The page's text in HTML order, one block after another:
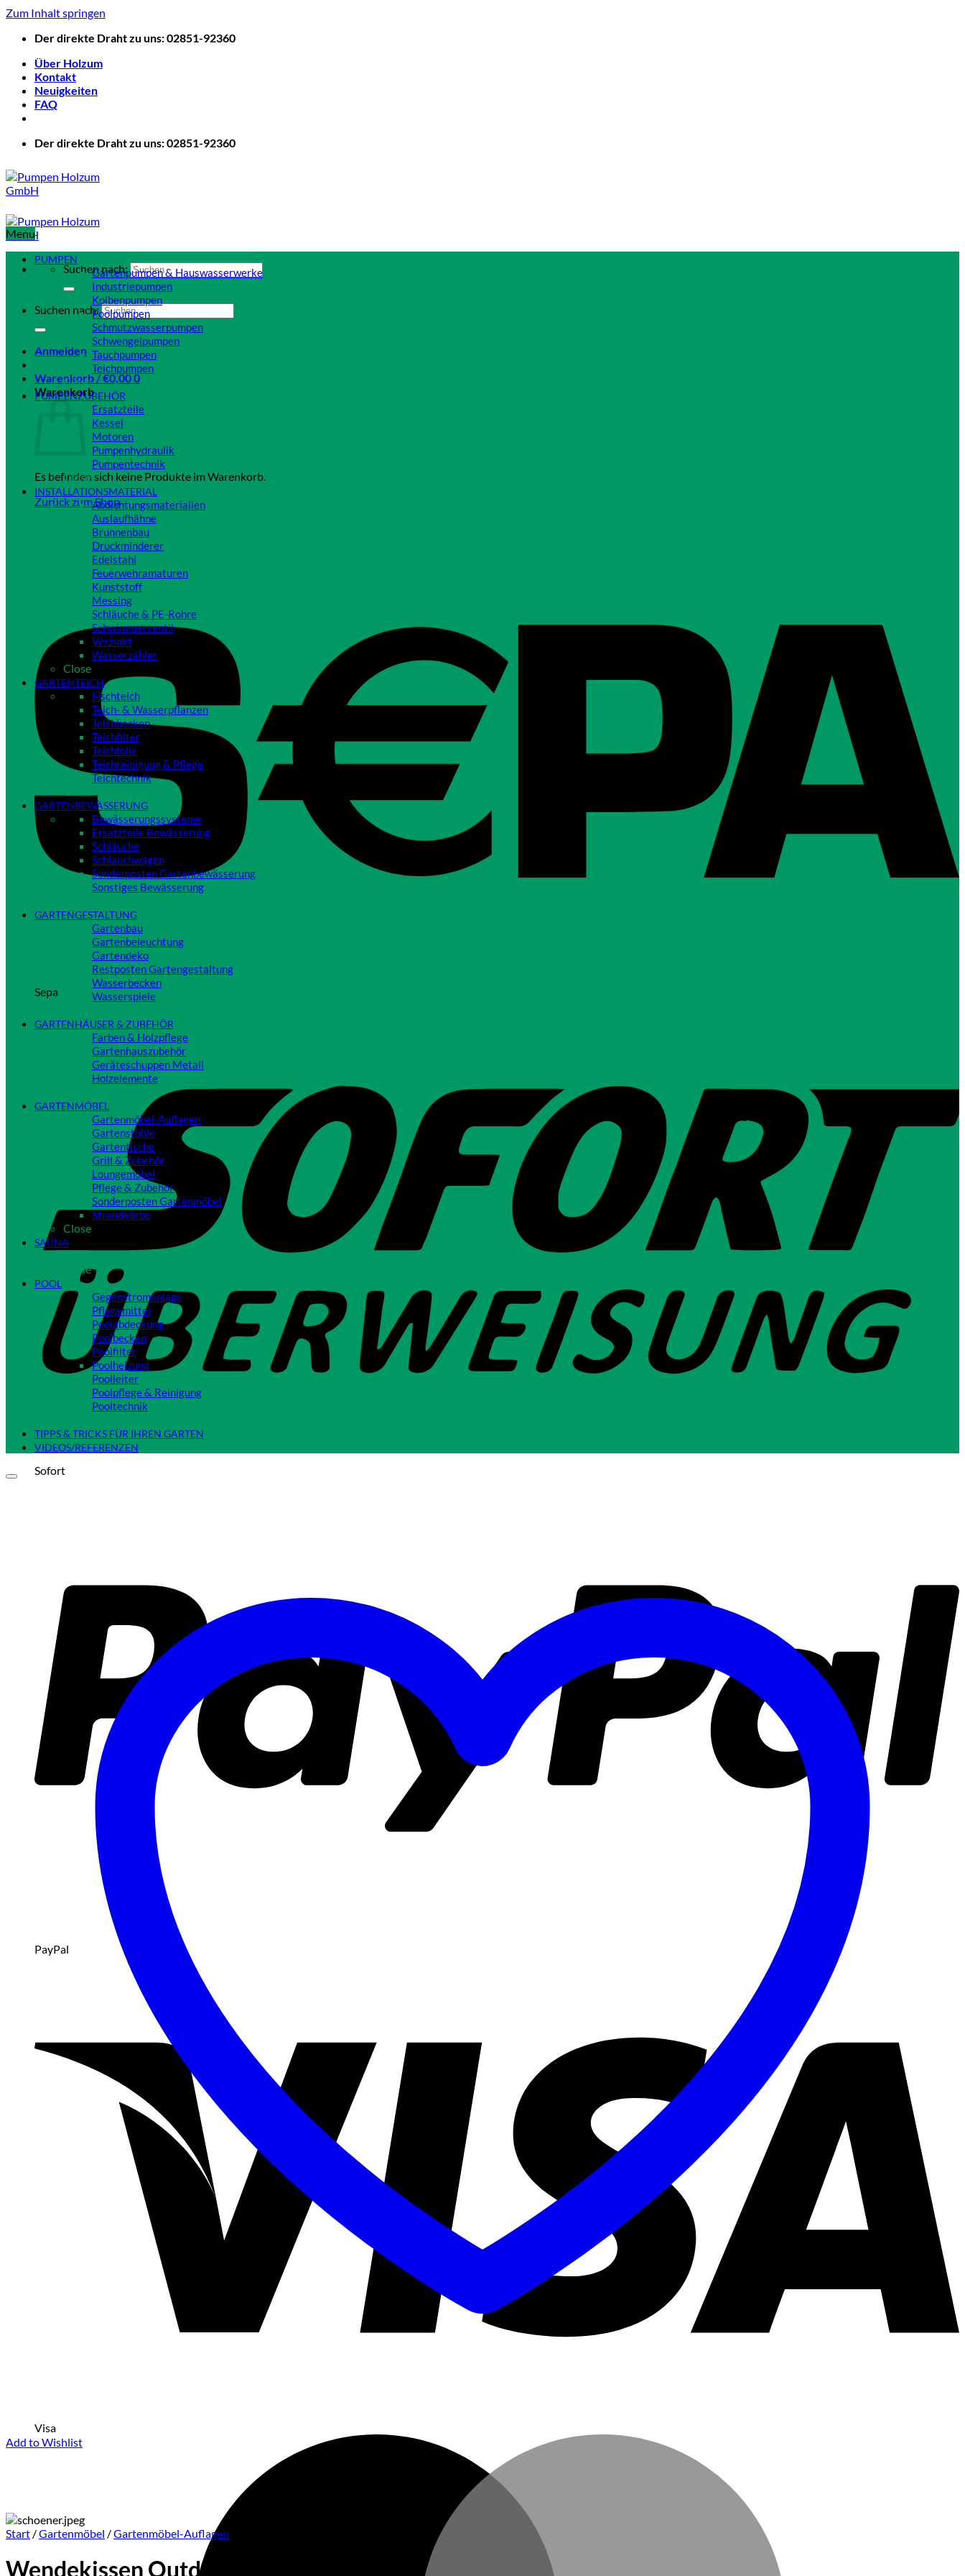
Zum Inhalt springen
Der direkte Draht zu uns: 02851-92360
Über Holzum
Kontakt
Neuigkeiten
FAQ
Der direkte Draht zu uns: 02851-92360
Suchen nach:
Suchen nach:
Anmelden
Warenkorb /€0,000
Warenkorb
Es befinden sich keine Produkte im Warenkorb.
Zurück zum Shop
Sepa
Sofort
PayPal
Visa
Menu
PUMPEN
Gartenpumpen & Hauswasserwerke
Industriepumpen
Kolbenpumpen
Poolpumpen
Schmutzwasserpumpen
Schwengelpumpen
Tauchpumpen
Teichpumpen
Close
PUMPENZUBEHÖR
Ersatzteile
Kessel
Motoren
Pumpenhydraulik
Pumpentechnik
Close
INSTALLATIONSMATERIAL
Abdichtungsmaterialien
Auslaufhähne
Brunnenbau
Druckminderer
Edelstahl
Feuerwehramaturen
Kunststoff
Messing
Schläuche & PE-Rohre
Schwimmerventil
Verzinkt
Wasserzähler
Close
GARTENTEICH
Fischteich
Teich- & Wasserpflanzen
Teichbecken
Teichfilter
Teichfolie
Teichreinigung & Pflege
Teichtechnik
GARTENBEWÄSSERUNG
Bewässerungssysteme
Ersatzteile Bewässerung
Schläuche
Schlauchwagen
Sonderposten Gartenbewässerung
Sonstiges Bewässerung
GARTENGESTALTUNG
Gartenbau
Gartenbeleuchtung
Gartendeko
Restposten Gartengestaltung
Wasserbecken
Wasserspiele
GARTENHÄUSER & ZUBEHÖR
Farben & Holzpflege
Gartenhauszubehör
Geräteschuppen Metall
Holzelemente
GARTENMÖBEL
Gartenmöbel-Auflagen
Gartenstühle
Gartentische
Grill & Zubehör
Loungemöbel
Pflege & Zubehör
Sonderposten Gartenmöbel
Strandkörbe
Close
SAUNA
Close
POOL
Gegenstromanlage
Pflegemittel
Poolabdeckung
Poolbecken
Poolfilter
Poolheizung
Poolleiter
Poolpflege & Reinigung
Pooltechnik
TIPPS & TRICKS FÜR IHREN GARTEN
VIDEOS/REFERENZEN
Add to Wishlist
Start /Gartenmöbel /Gartenmöbel-Auflagen
Wendekissen Outdoor